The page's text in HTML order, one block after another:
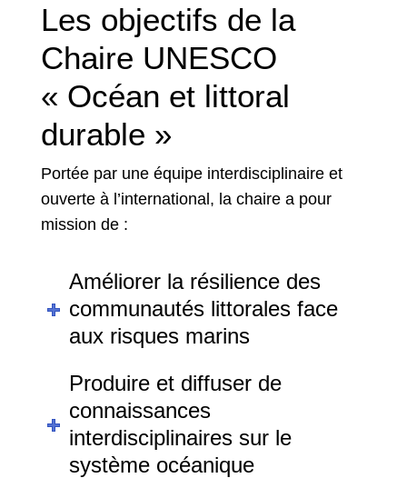
Les objectifs de la
Chaire UNESCO
« Océan et littoral
durable »
Portée par une équipe interdisciplinaire et
ouverte à l’international, la chaire a pour
mission de :
Améliorer la résilience des
communautés littorales face
aux risques marins
Produire et diffuser de
connaissances
interdisciplinaires sur le
système océanique